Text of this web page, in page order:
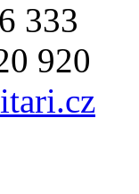
333
920